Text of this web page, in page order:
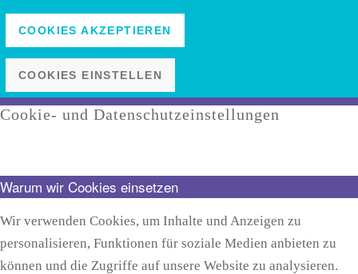
COOKIES AKZEPTIEREN
COOKIES EINSTELLEN
Cookie- und Datenschutzeinstellungen
Warum wir Cookies einsetzen
Wir verwenden Cookies, um Inhalte und Anzeigen zu
personalisieren, Funktionen für soziale Medien anbieten zu
können und die Zugriffe auf unsere Website zu analysieren.